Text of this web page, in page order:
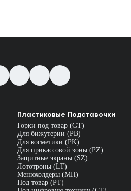
Пластиковые Подставочки
Горки под товар (GT)
Для бижутерии (PB)
Для косметики (PK)
Для прикассовой зоны (PZ)
Защитные экраны (SZ)
Лототроны (LT)
Менюхолдеры (MH)
Под товар (PT)